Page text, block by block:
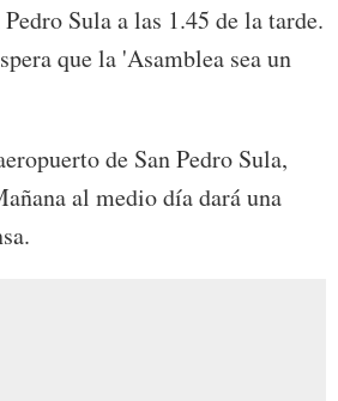
Sula a las 1.45 de la tarde.
que la 'Asamblea sea un
de San Pedro Sula,
al medio día dará una